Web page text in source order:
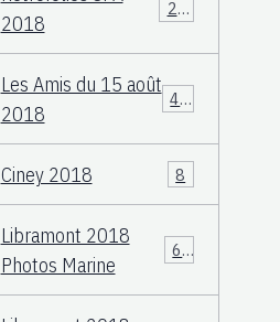
2018
25
Les Amis du 15 août
2018
40
Ciney 2018 8
Libramont 2018
Photos Marine
66